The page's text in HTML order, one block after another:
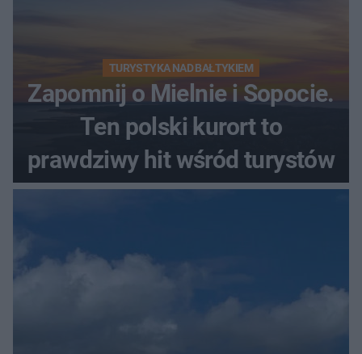
TURYSTYKA NAD BAŁTYKIEM
Zapomnij o Mielnie i Sopocie.
Ten polski kurort to
prawdziwy hit wśród turystów